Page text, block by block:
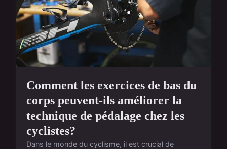
Comment les exercices de bas du
corps peuvent-ils améliorer la
technique de pédalage chez les
cyclistes?
Dans le monde du cyclisme, il est crucial de